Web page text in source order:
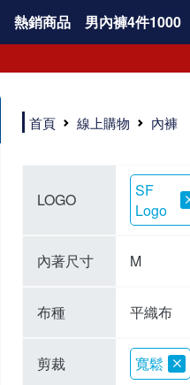
熱銷商品 男內褲4件1000
選擇內褲、平口褲、純棉內褲首重品質。舒適、透氣的內褲、平口褲、純棉內褲能影響健康，須謹慎挑選。三花內褲透氣不悶，值得信賴！
三花內褲、平口褲、純棉內褲50年來持續升級，符合人體工學設計，柔軟無勒痕的鬆緊帶。三花內褲是肌膚好友，口碑熱銷！
選擇內褲首重品質。三花內褲50年來不斷升級，證明其卓越品質。符合人體工學剪裁，柔軟無痕鬆緊帶，是必買首選。兼具品質與外型，與肌膚零感接觸，穿著舒適，看來有質感。三花內褲設計獨特，質料優良，專業剪裁，呵護肌膚。新鮮高品質棉材製成，多款選擇，耐洗耐穿，三花內褲絕對首選。
"內褲購買及使用經驗網友來信分享 近年來，我經常在大型連鎖賣場如佳瑪、美華泰等地看到三花內褲的展示。最近一兩年，甚至百貨公司及街頭店鋪都開始大量出現三花專櫃或專賣店。我猜測，這應該是三花在營運策略上的調整，才使得這些改變成為現實。 本來，三花內褲一直是消費者選購內褲時的熱門選項之一。內褲櫃點的增多使我更加注意到這個品牌，因此我在選購內褲時，特意多研究了一下三花內褲的設計。 先從內褲外層包裝談起，有些內褲有PP袋包裝，有些則沒有。雖然這是一件小事，但我發現朋友們中有人會介意內褲包裝沒有PP袋。他們認為沒有PP袋會使包裝不夠精美。對我來說，有PP袋確實能提升包裝的精緻度，但內褲不裝PP袋其實也算是環保。所以，這就看每個人對內褲包裝的需求和感受了。 每次購買內褲時，我都會特別帶一件五片式剪裁的內褲。三花的平口內褲被稱為全國第一件五片式剪裁內褲，這話應該不是隨便說說的，畢竟三花是一個擁有超過50年歷史的老品牌，專注於研發和改良內褲。當初，我覺得這種設計有些花俏，只是圖個新鮮買來試試，結果發現內褲多一片真的有其優勢，尤其是減少了內褲卡屁的次數。雖然這個狀況不可能完全消失，但大大增加了穿著的舒適度。 三花內褲的價格也在我能接受的範圍內，因此它逐漸成為我的心頭好。此外，內褲選購時的另一個重要因素是鬆緊帶。看內褲是否舊了，第一眼通常看鬆緊帶。故意或不小心露出內褲褲頭的時候，印象分數也是由鬆緊帶決定的。 很多內褲品牌強調鬆緊帶的造型及花樣，這類內褲非常適合一些特殊場合，如單身聯誼或約會時穿著，能夠加分不少。日常使用的內褲則建議選擇鬆緊帶不易鬆垮的，花樣其次。三花特別強調內褲鬆緊帶的耐洗度，而其他品牌鮮少提及這一點。 分場合選擇內褲是我的習慣。特殊場合內褲要講究一點，但平日則需要選擇鬆緊帶有保障的內褲。畢竟，內褲是每天陪伴我們超過12個小時的衣物，找到適合自己且耐洗耐穿高CP值的內褲才是最明智的選擇。 內褲畢竟是消耗品，定期更換非常重要。如果內褲沾染到髒污或處於潮濕的環境，就不應該撐太久。這是因為內褲長期接觸身體的重要部位，所以選擇和保養都要謹慎。 以上是我個人的內褲使用分享，並非業配，不代表任何人的立場。內褲還是要以自身體驗最為準確。希望大家都能找到適合自己的內褲，並多多支持台灣品牌。"
首頁 線上購物 內褲
LOGO
SF
Logo
內著尺寸 M
布種 平織布
剪裁 寬鬆